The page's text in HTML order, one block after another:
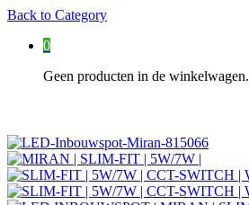
Back to Category
0
Geen producten in de winkelwagen.